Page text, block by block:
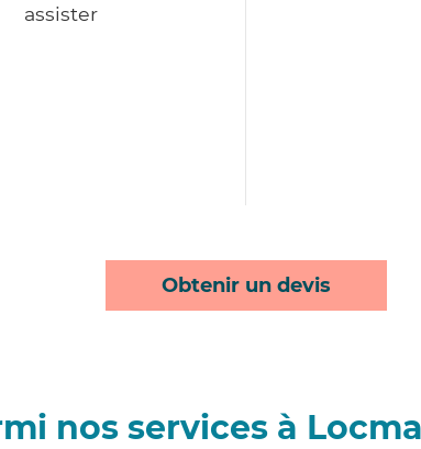
assister
Obtenir un devis
nos services à